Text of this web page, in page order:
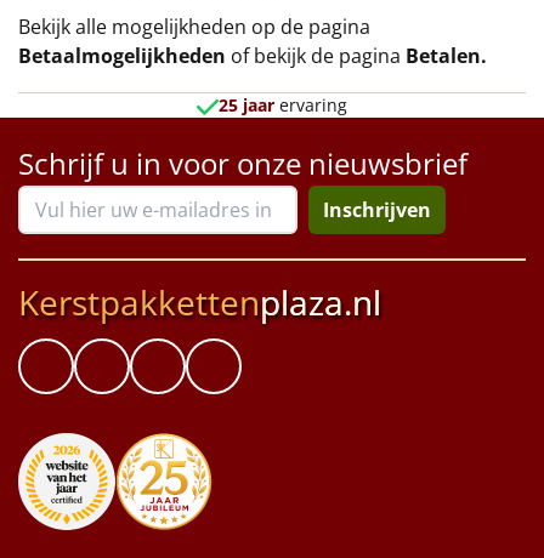
Bekijk alle mogelijkheden op de pagina
Betaalmogelijkheden of bekijk de pagina Betalen.
25 jaar ervaring
Schrijf u in voor onze nieuwsbrief
Inschrijven
Kerstpakkettenplaza.nl